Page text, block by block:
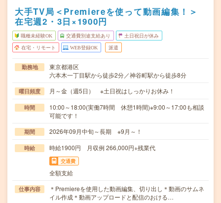
大手TV局＜Premiereを使って動画編集！＞
在宅週2・3日×1900円
職種未経験OK 交通費別途支給あり 土日祝日が休み
在宅・リモート WEB登録OK 派遣
勤務地
東京都港区
六本木一丁目駅から徒歩2分／神谷町駅から徒歩8分
曜日頻度 月～金（週5日） ※土日祝はしっかりお休み！
時間
10:00～18:00(実働7時間 休憩1時間)※9:00～17:00も相談
可能です！
期間 2026年09月中旬～長期 ※9月～！
時給 時給1900円 月収例 266,000円+残業代
交通費
全額支給
仕事内容
＊Premiereを使用した動画編集、切り出し＊動画のサムネ
イル作成＊動画アップロードと配信のおける…